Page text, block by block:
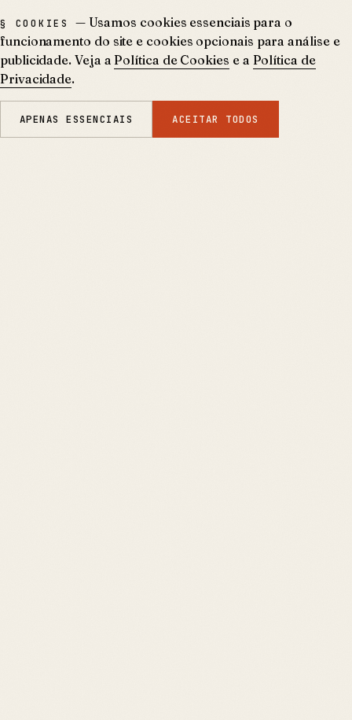
§ COOKIES
— Usamos cookies essenciais para o
funcionamento do site e cookies opcionais para análise e
publicidade. Veja a Política de Cookies e a Política de
Privacidade.
APENAS ESSENCIAIS ACEITAR TODOS